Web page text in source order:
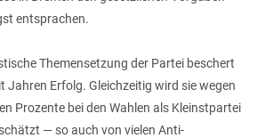
ent­spra­chen.
Themensetzung der Partei beschert
Jahren Erfolg. Gleichzeitig wird sie wegen
Prozente bei den Wahlen als Kleinstpartei
— so auch von vielen Anti­